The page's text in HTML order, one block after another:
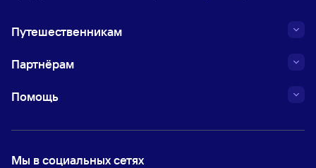
Путешественникам
Партнёрам
Помощь
Мы в социальных сетях